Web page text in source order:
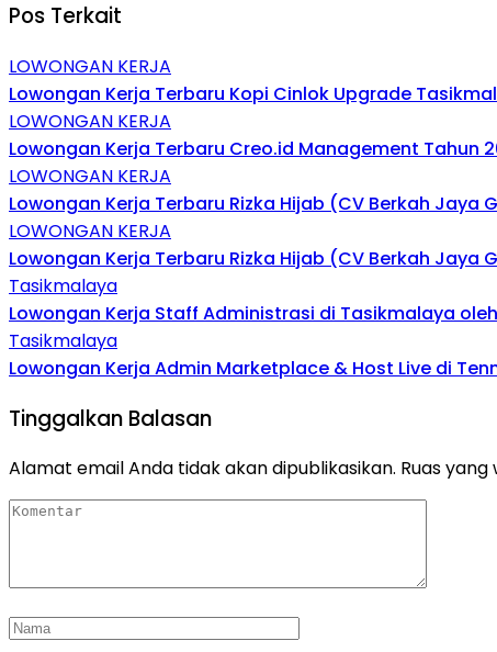
Pos Terkait
LOWONGAN KERJA
Lowongan Kerja Terbaru Kopi Cinlok Upgrade
LOWONGAN KERJA
Lowongan Kerja Terbaru Creo.id Management Tahun
LOWONGAN KERJA
Lowongan Kerja Terbaru Rizka Hijab (CV Berkah Jaya
LOWONGAN KERJA
Lowongan Kerja Terbaru Rizka Hijab (CV Berkah Jaya
Tasikmalaya
Lowongan Kerja Staff Administrasi di Tasikmalaya
Tasikmalaya
Lowongan Kerja Admin Marketplace & Host Live di
Tinggalkan Balasan
Alamat email Anda tidak akan dipublikasikan. Ruas